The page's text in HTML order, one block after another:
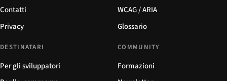
Contatti
Privacy
WCAG / ARIA
Glossario
DESTINATARI
Per gli sviluppatori
COMMUNITY
Formazioni